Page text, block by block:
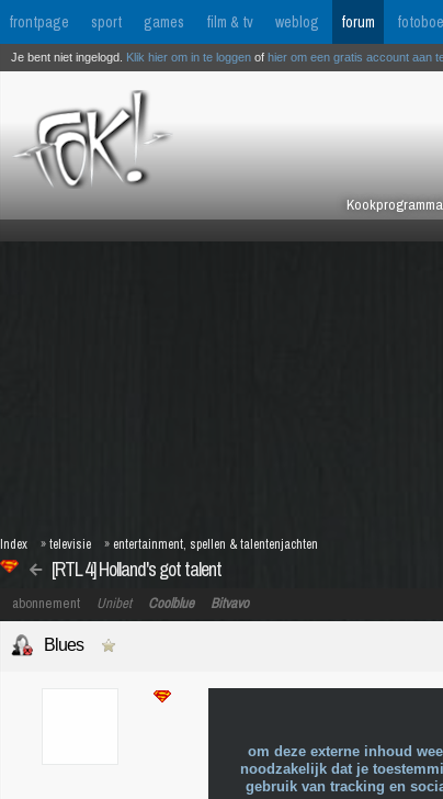
frontpage sport games film & tv weblog forum
Je bent niet ingelogd. Klik hier om in te loggen of hier om een gratis account aan
[RTL 4] Holland's got talent
Index »televisie » entertainment, spellen & talentenjachten
abonnement Unibet Coolblue Bitvavo
Blues
om deze externe inhoud
noodzakelijk dat je
gebruik van tracking en